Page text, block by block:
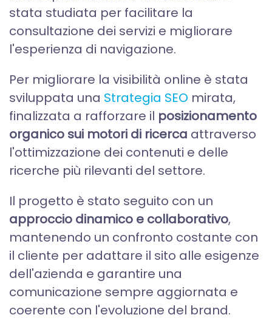
stata studiata per facilitare la
consultazione dei servizi e migliorare
l'esperienza di navigazione.
Per migliorare la visibilità online è stata
sviluppata una Strategia SEO mirata,
finalizzata a rafforzare il posizionamento
organico sui motori di ricerca attraverso
l'ottimizzazione dei contenuti e delle
ricerche più rilevanti del settore.
Il progetto è stato seguito con un
approccio dinamico e collaborativo,
mantenendo un confronto costante con
il cliente per adattare il sito alle esigenze
dell'azienda e garantire una
comunicazione sempre aggiornata e
coerente con l'evoluzione del brand.